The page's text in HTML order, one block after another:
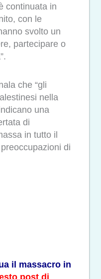
continuata in
con le
svolto un
partecipare o
che “gli
nella
una
di
in tutto il
di
il massacro in
post di